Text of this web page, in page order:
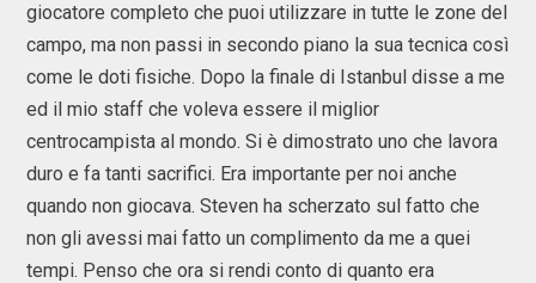
giocatore completo che puoi utilizzare in tutte le zone del
campo, ma non passi in secondo piano la sua tecnica così
come le doti fisiche. Dopo la finale di Istanbul disse a me
ed il mio staff che voleva essere il miglior
centrocampista al mondo. Si è dimostrato uno che lavora
duro e fa tanti sacrifici. Era importante per noi anche
quando non giocava. Steven ha scherzato sul fatto che
non gli avessi mai fatto un complimento da me a quei
tempi. Penso che ora si rendi conto di quanto era